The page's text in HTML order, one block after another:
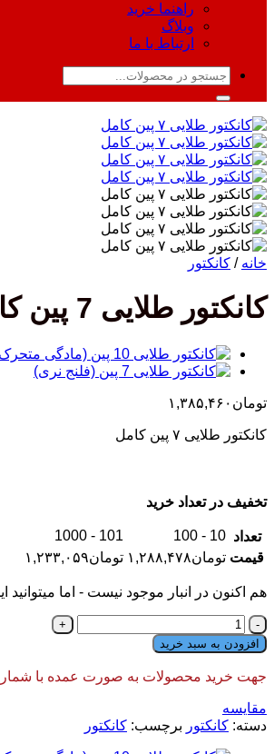
راهنما خرید
وبلاگ
ارتباط با ما
جستجو
خانه / کانکتور
کانکتور طلایی 7 پین کامل
تومان ۱,۳۸۵,۴۶۰
کانکتور طلایی ۷ پین کامل
تخفیف در تعداد خرید
تعداد 10 - 100
101 - 1000
قیمت تومان۱,۲۸۸,۴۷۸ تومان۱,۲۳۳,۰۵۹
هم اکنون در انبار موجود نیست - اما
کانکتور
طلایی
7
پین
عدد
افزودن به سبد خرید
جهت خرید محصولات به صورت عمده با شماره
مقایسه
دسته: کانکتور برچسب: کانکتور